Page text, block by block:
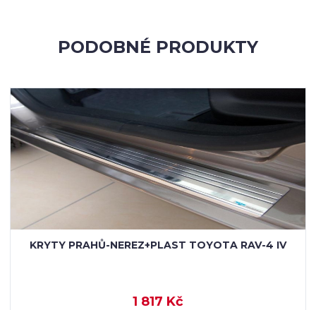
PODOBNÉ PRODUKTY
KRYTY PRAHŮ-NEREZ+PLAST TOYOTA RAV-4 IV
1 817 Kč